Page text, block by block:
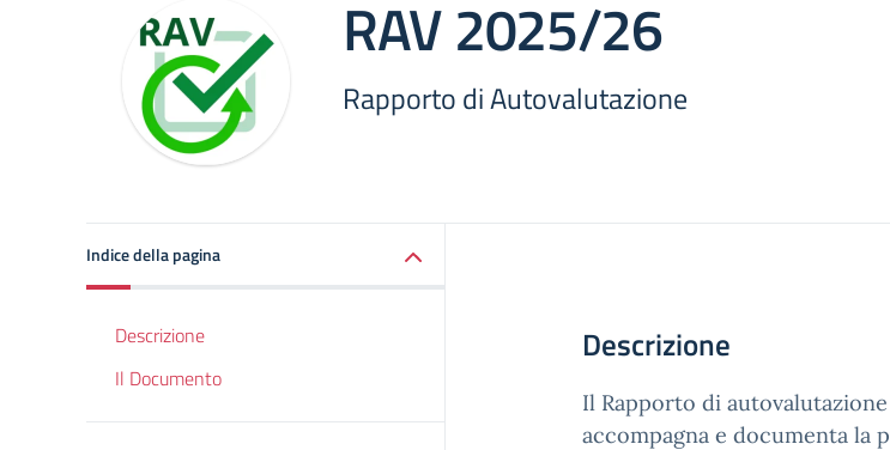
RAV 2025/26
Rapporto di Autovalutazione
Indice della pagina
Descrizione
Il Documento
Descrizione
Il Rapporto di
accompagna e documenta la